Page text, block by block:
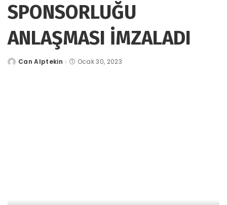
SPONSORLUĞU
ANLAŞMASI İMZALADI
tarafından
Can Alptekin Ocak 30, 2023